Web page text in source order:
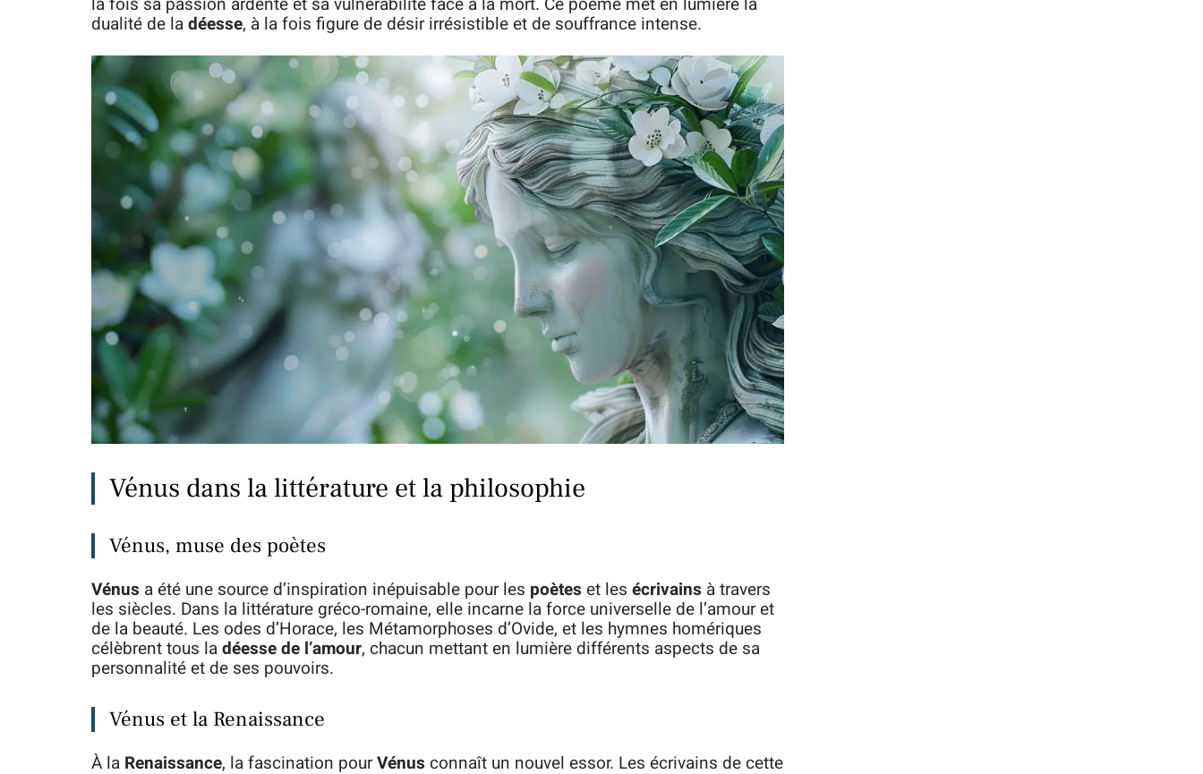
dualité de ladéesse, à la fois figure de désir irrésistible et de souffrance intense.
Vénus dans la littérature et la philosophie
Vénus, muse des poètes
Vénus a été une source d’inspiration inépuisable pour les poètes et les écrivains à travers
les siècles. Dans la littérature gréco-romaine, elle incarne la force universelle de l’amour et
de la beauté. Les odes d’Horace, les Métamorphoses d’Ovide, et les hymnes homériques
célèbrent tous ladéesse de l’amour, chacun mettant en lumière différents aspects de sa
personnalité et de ses pouvoirs.
Vénus et la Renaissance
À la Renaissance, la fascination pourVénus connaît un nouvel essor. Les écrivains de cette